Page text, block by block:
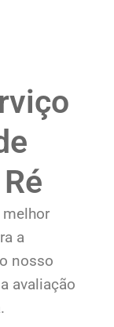
a
nosso
avaliação